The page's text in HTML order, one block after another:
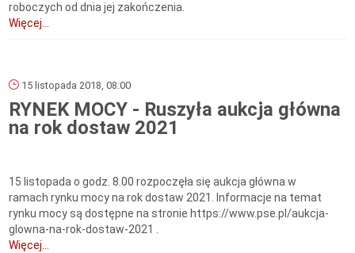
roboczych od dnia jej zakończenia.
Więcej...
15 listopada 2018, 08:00
RYNEK MOCY - Ruszyła aukcja główna
na rok dostaw 2021
15 listopada o godz. 8.00 rozpoczęła się aukcja główna w
ramach rynku mocy na rok dostaw 2021. Informacje na temat
rynku mocy są dostępne na stronie https://www.pse.pl/aukcja-
glowna-na-rok-dostaw-2021 .
Więcej...